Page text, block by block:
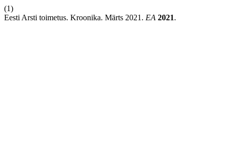
(1)
Eesti Arsti toimetus. Kroonika. Märts 2021. EA 2021.